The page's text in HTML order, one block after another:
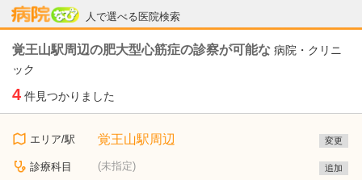
人で選べる医院検索
病院なび
覚王山駅周辺の肥大型心筋症の診察が可能な 病院・クリニ
ック
4 件見つかりました
エリア/駅 覚王山駅周辺 変更
診療科目 (未指定) 追加